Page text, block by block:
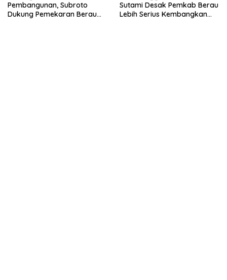
Pembangunan, Subroto
Dukung Pemekaran Berau
Sutami Desak Pemkab Berau
Lebih Serius Kembangkan